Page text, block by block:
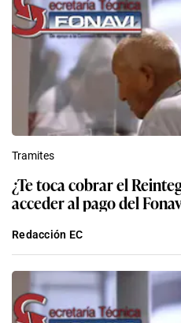
Tramites
¿Te toca cobrar el
acceder al pago del
Redacción EC